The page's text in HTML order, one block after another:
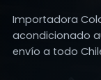
Importadora
acondicionado
envío a todo